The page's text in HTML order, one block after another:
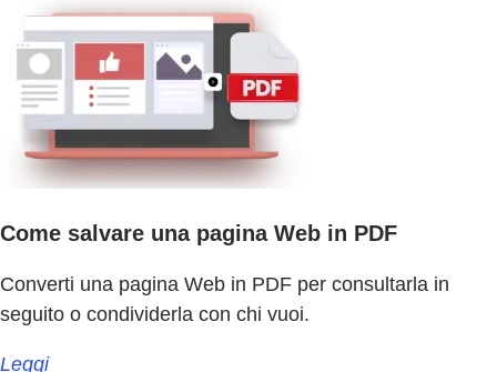
Come salvare una pagina Web in PDF
Converti una pagina Web in PDF per consultarla in
seguito o condividerla con chi vuoi.
Leggi